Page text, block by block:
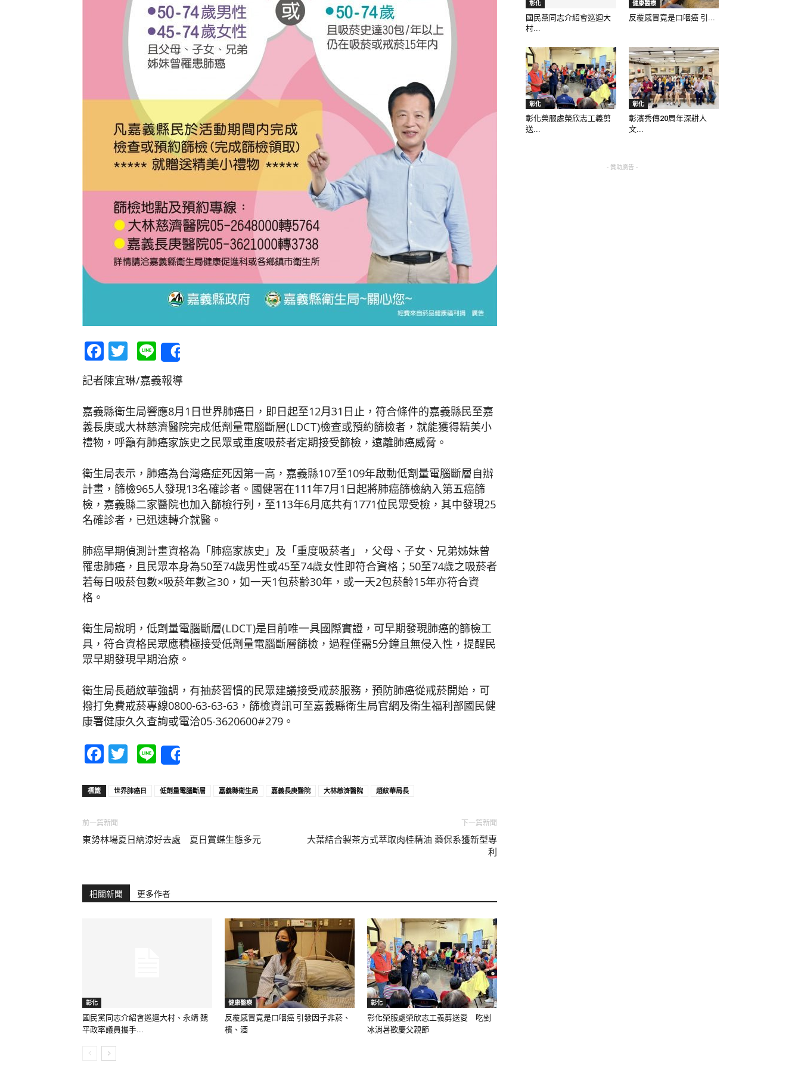
聞
網
Facebook
Twitter
Line
記者陳宜琳/嘉義報導
嘉義縣衛生局響應8月1日世界肺癌日，即日起至12月31日止，符合條件的嘉義縣民至嘉
義長庚或大林慈濟醫院完成低劑量電腦斷層(LDCT)檢查或預約篩檢者，就能獲得精美小
禮物，呼籲有肺癌家族史之民眾或重度吸菸者定期接受篩檢，遠離肺癌威脅。
衛生局表示，肺癌為台灣癌症死因第一高，嘉義縣107至109年啟動低劑量電腦斷層自辦
計畫，篩檢965人發現13名確診者。國健署在111年7月1日起將肺癌篩檢納入第五癌篩
檢，嘉義縣二家醫院也加入篩檢行列，至113年6月底共有1771位民眾受檢，其中發現25
名確診者，已迅速轉介就醫。
肺癌早期偵測計畫資格為「肺癌家族史」及「重度吸菸者」，父母、子女、兄弟姊妹曾
罹患肺癌，且民眾本身為50至74歲男性或45至74歲女性即符合資格；50至74歲之吸菸者
若每日吸菸包數×吸菸年數≧30，如一天1包菸齡30年，或一天2包菸齡15年亦符合資
格。
衛生局說明，低劑量電腦斷層(LDCT)是目前唯一具國際實證，可早期發現肺癌的篩檢工
具，符合資格民眾應積極接受低劑量電腦斷層篩檢，過程僅需5分鐘且無侵入性，提醒民
眾早期發現早期治療。
衛生局長趙紋華強調，有抽菸習慣的民眾建議接受戒菸服務，預防肺癌從戒菸開始，可
撥打免費戒菸專線0800-63-63-63，篩檢資訊可至嘉義縣衛生局官網及衛生福利部國民健
康署健康久久查詢或電洽05-3620600#279。
Facebook
Twitter
Line
標籤 世界肺癌日 低劑量電腦斷層 嘉義縣衛生局 嘉義長庚醫院 大林慈濟醫院 趙紋華局長
前一篇新聞
東勢林場夏日納涼好去處 夏日賞蝶生態多元
下一篇新聞
大葉結合製茶方式萃取肉桂精油 藥保系獲新型專
利
相關新聞 更多作者
彰化
國民黨同志介紹會巡迴大村、永靖 魏
平政率議員攜手...
健康醫療
反覆感冒竟是口咽癌 引發因子非菸、
檳、酒
彰化
彰化榮服處榮欣志工義剪送愛 吃剉
冰消暑歡慶父親節
彰化
國民黨同志介紹會巡迴大
村...
健康醫療
反覆感冒竟是口咽癌 引...
彰化
彰化榮服處榮欣志工義剪
送...
彰化
彰濱秀傳20周年深耕人
文...
- 贊助廣告 -